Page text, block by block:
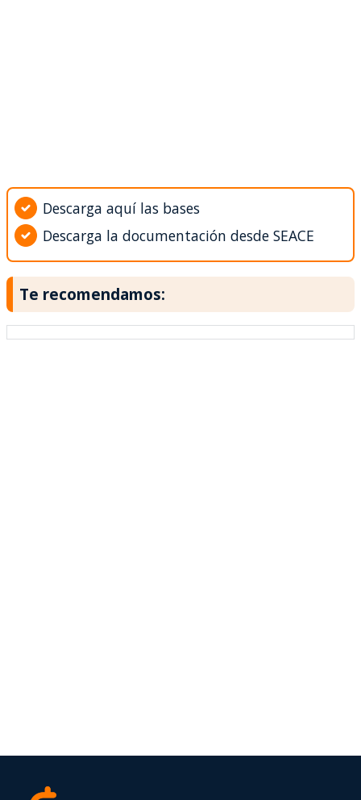
Descarga aquí las bases
Descarga la documentación desde SEACE
Te recomendamos: